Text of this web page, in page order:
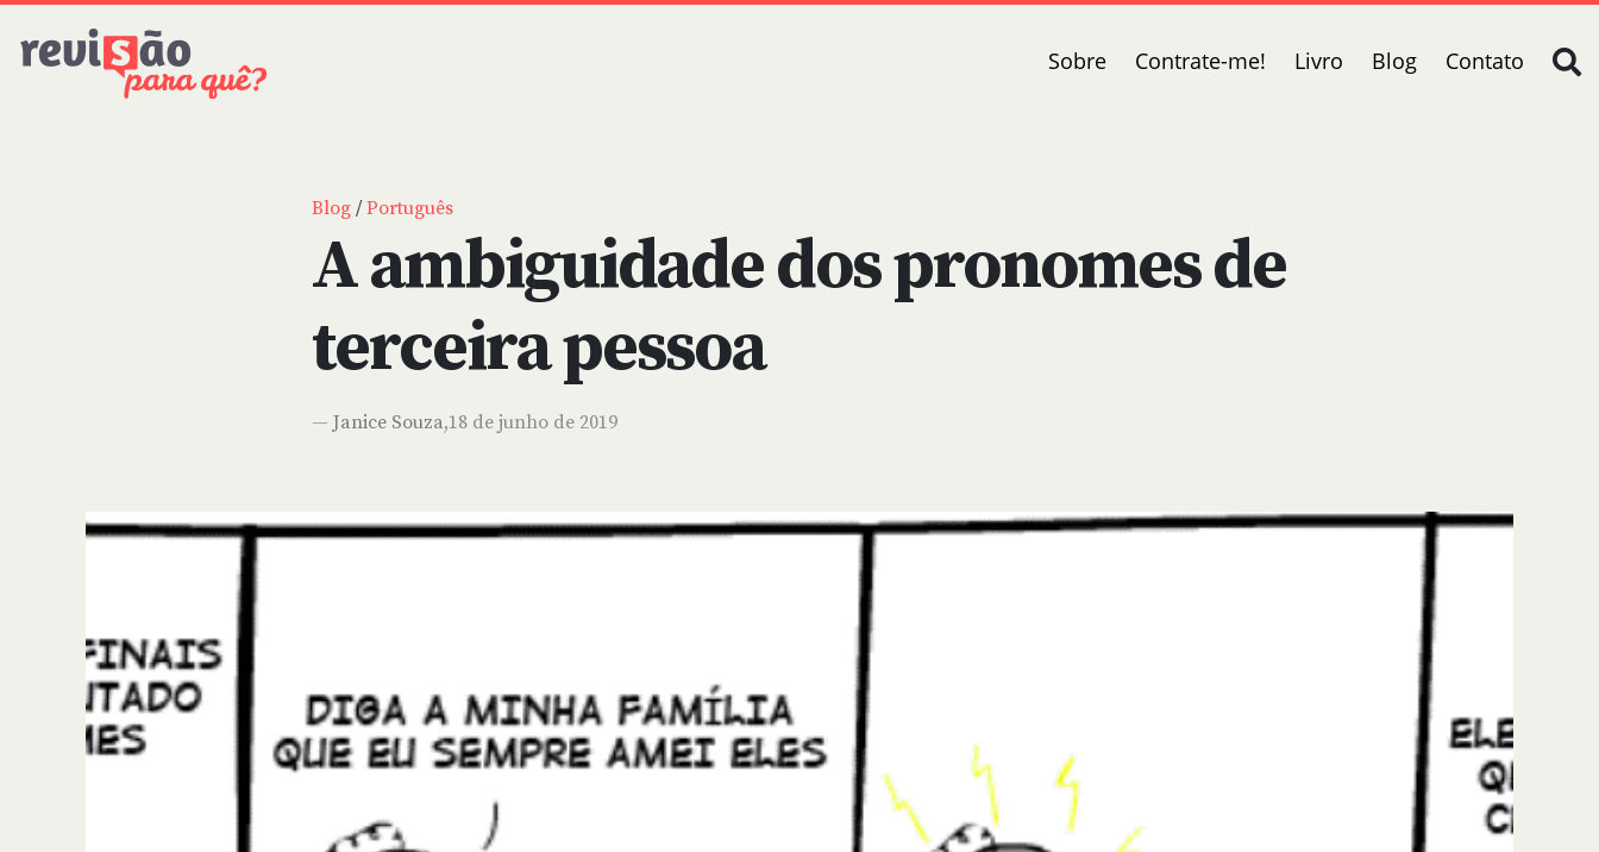
Sobre Contrate-me! Livro Blog Contato
Blog / Português
A ambiguidade dos pronomes de
terceira pessoa
— Janice Souza,18 de junho de 2019